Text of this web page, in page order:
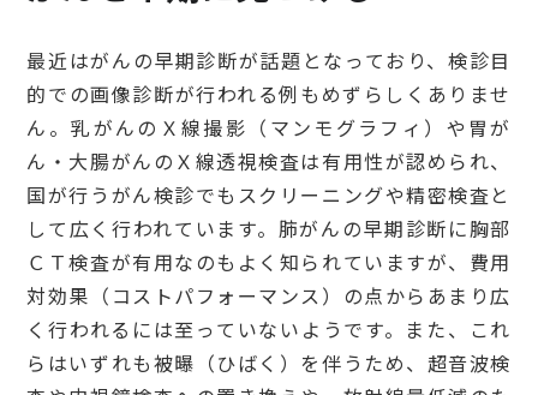
最近はがんの早期診断が話題となっており、検診目
的での画像診断が行われる例もめずらしくありませ
ん。乳がんのＸ線撮影（マンモグラフィ）や胃が
ん・大腸がんのＸ線透視検査は有用性が認められ、
国が行うがん検診でもスクリーニングや精密検査と
して広く行われています。肺がんの早期診断に胸部
ＣＴ検査が有用なのもよく知られていますが、費用
対効果（コストパフォーマンス）の点からあまり広
く行われるには至っていないようです。また、これ
らはいずれも被曝（ひばく）を伴うため、超音波検